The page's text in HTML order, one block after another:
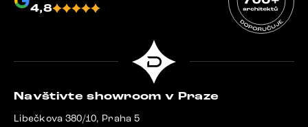
4,8
Navštivte showroom v Praze
Libečkova 380/10, Praha 5